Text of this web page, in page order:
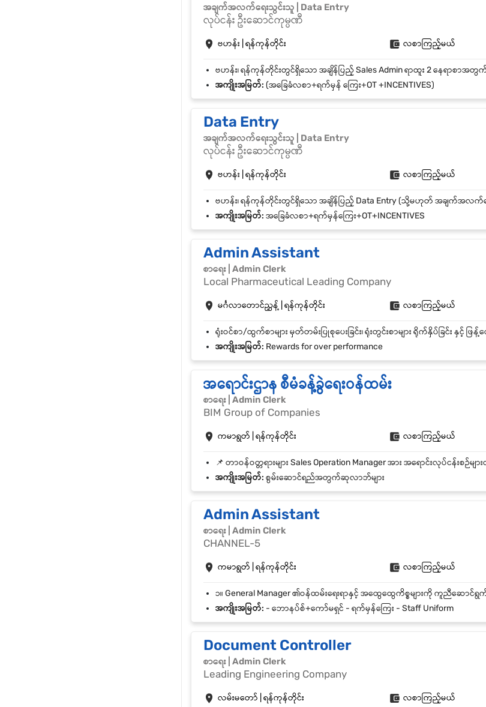
အချက်အလက်ရေးသွင်းသူ | Data Entry
လုပ်ငန်း ဦးဆောင်ကုမ္ပဏီ
ဗဟန်း | ရန်ကုန်တိုင်း လစာကြည့်မယ်
အကျိုးအမြတ်: (အခြေခံလစာ+ရက်မှန် ​ကြေး+OT +INCENTIVES)
Data Entry
အချက်အလက်ရေးသွင်းသူ | Data Entry
လုပ်ငန်း ဦးဆောင်ကုမ္ပဏီ
ဗဟန်း | ရန်ကုန်တိုင်း လစာကြည့်မယ်
အကျိုးအမြတ်: အခြေခံလစာ+ရက်မှန်ကြေး+OT+INCENTIVES
Admin Assistant
စာရေး | Admin Clerk
Local Pharmaceutical Leading Company
မင်္ဂလာတောင်ညွှန့် | ရန်ကုန်တိုင်း လစာကြည့်မယ်
အကျိုးအမြတ်: Rewards for over performance
အရောင်းဌာန စီမံခန့်ခွဲရေးဝန်ထမ်း
စာရေး | Admin Clerk
BIM Group of Companies
ကမာရွတ် | ရန်ကုန်တိုင်း လစာကြည့်မယ်
အကျိုးအမြတ်: စွမ်းဆောင်ရည်အတွက်ဆုလာဘ်များ
Admin Assistant
စာရေး | Admin Clerk
CHANNEL-5
ကမာရွတ် | ရန်ကုန်တိုင်း လစာကြည့်မယ်
အကျိုးအမြတ်: - ဘောနပ်စ်+ကော်မရှင် - ရက်မှန်ကြေး - Staff Uniform
Document Controller
စာရေး | Admin Clerk
Leading Engineering Company
လမ်းမတော် | ရန်ကုန်တိုင်း လစာကြည့်မယ်